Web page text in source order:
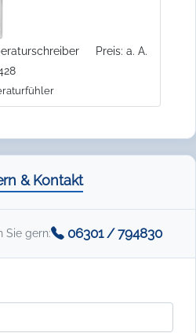
Preis: a. A.
& Kontakt
Sie gern: 06301 / 794830